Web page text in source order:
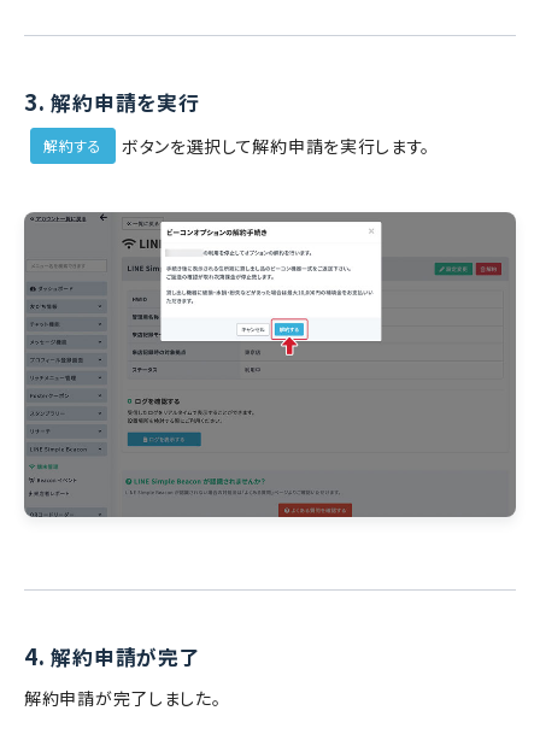
3. 解約申請を実行
解約する ボタンを選択して解約申請を実行します。
4. 解約申請が完了
解約申請が完了しました。